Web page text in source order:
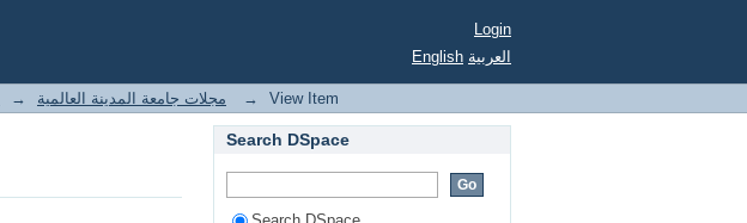
Login
English العربية
مجلات جامعة المدينة العالمية → → View Item
Search DSpace